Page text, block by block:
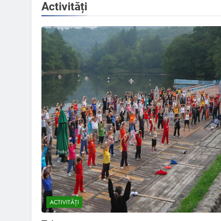
Activități
ACTIVITĂȚI